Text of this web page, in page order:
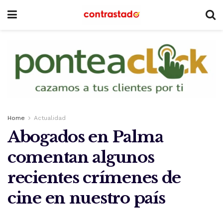
Home Actualidad
Abogados en Palma
comentan algunos
recientes crímenes de
cine en nuestro país